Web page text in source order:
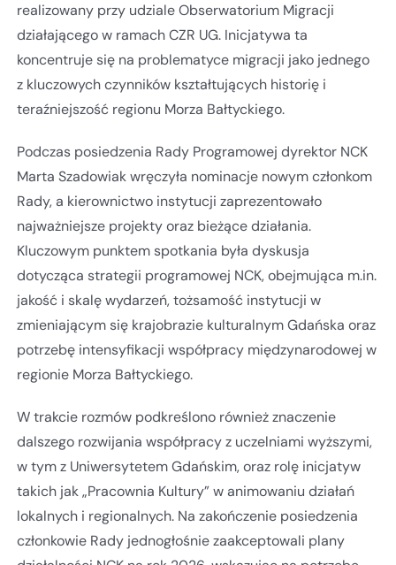
realizowany przy udziale Obserwatorium Migracji
działającego w ramach CZR UG. Inicjatywa ta
koncentruje się na problematyce migracji jako jednego
z kluczowych czynników kształtujących historię i
teraźniejszość regionu Morza Bałtyckiego.
Podczas posiedzenia Rady Programowej dyrektor NCK
Marta Szadowiak wręczyła nominacje nowym członkom
Rady, a kierownictwo instytucji zaprezentowało
najważniejsze projekty oraz bieżące działania.
Kluczowym punktem spotkania była dyskusja
dotycząca strategii programowej NCK, obejmująca m.in.
jakość i skalę wydarzeń, tożsamość instytucji w
zmieniającym się krajobrazie kulturalnym Gdańska oraz
potrzebę intensyfikacji współpracy międzynarodowej w
regionie Morza Bałtyckiego.
W trakcie rozmów podkreślono również znaczenie
dalszego rozwijania współpracy z uczelniami wyższymi,
w tym z Uniwersytetem Gdańskim, oraz rolę inicjatyw
takich jak „Pracownia Kultury” w animowaniu działań
lokalnych i regionalnych. Na zakończenie posiedzenia
członkowie Rady jednogłośnie zaakceptowali plany